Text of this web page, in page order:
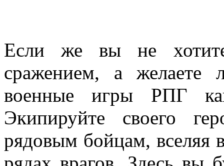
Если же вы не
сражением, а желаете
военные игры РПГ
Экипируйте своего
рядовым бойцам, вселяя